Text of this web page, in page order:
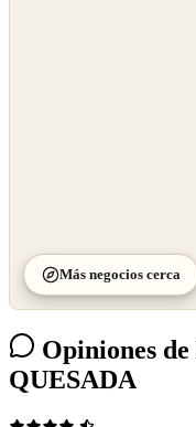
Más negocios cerca
Opiniones
QUESADA